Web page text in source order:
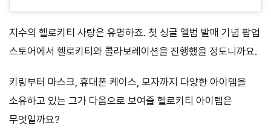
지수의 헬로키티 사랑은 유명하죠. 첫 싱글 앨범 발매 기념 팝업
스토어에서 헬로키티와 콜라보레이션을 진행했을 정도니까요.
키링부터 마스크, 휴대폰 케이스, 모자까지 다양한 아이템을
소유하고 있는 그가 다음으로 보여줄 헬로키티 아이템은
무엇일까요?